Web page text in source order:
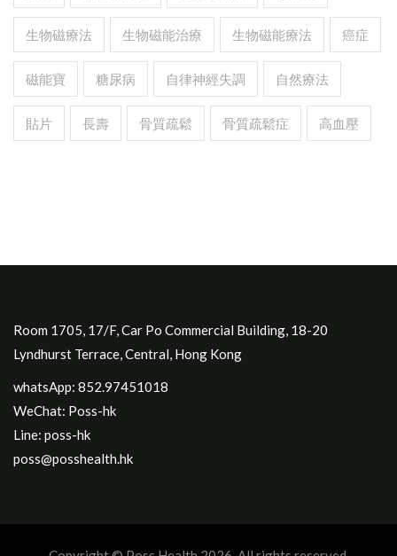
生物磁療法 生物磁能治療 生物磁能療法 癌症
磁能寶 糖尿病 自律神經失調 自然療法
貼片 長壽 骨質疏鬆 骨質疏鬆症 高血壓
Room 1705, 17/F, Car Po Commercial Building, 18-20
Lyndhurst Terrace, Central, Hong Kong
whatsApp: 852.97451018
WeChat: Poss-hk
Line: poss-hk
poss@posshealth.hk